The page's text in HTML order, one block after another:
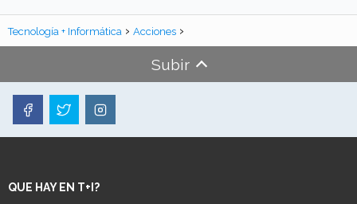
Tecnología + Informática Acciones
Subir
QUE HAY EN T+I?